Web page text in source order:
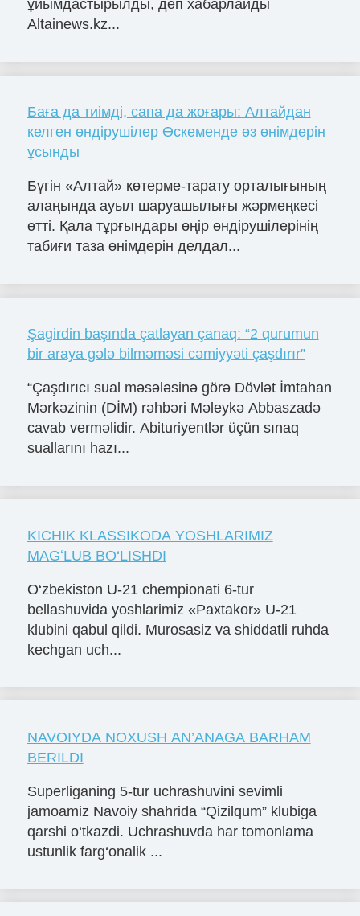
ұйымдастырылды, деп хабарлайды
Altainews.kz...
Баға да тиімді, сапа да жоғары: Алтайдан
келген өндірушілер Өскеменде өз өнімдерін
ұсынды
Бүгін «Алтай» көтерме-тарату орталығының
алаңында ауыл шаруашылығы жәрмеңкесі
өтті. Қала тұрғындары өңір өндірушілерінің
табиғи таза өнімдерін делдал...
Şagirdin başında çatlayan çanaq: “2 qurumun
bir araya gələ bilməməsi cəmiyyəti çaşdırır”
“Çaşdırıcı sual məsələsinə görə Dövlət İmtahan
Mərkəzinin (DİM) rəhbəri Məleykə Abbaszadə
cavab verməlidir. Abituriyentlər üçün sınaq
suallarını hazı...
KICHIK KLASSIKODA YOSHLARIMIZ
MAGʻLUB BO‘LISHDI
O‘zbekiston U-21 chempionati 6-tur
bellashuvida yoshlarimiz «Paxtakor» U-21
klubini qabul qildi. Murosasiz va shiddatli ruhda
kechgan uch...
NAVOIYDA NOXUSH AN’ANAGA BARHAM
BERILDI
Superliganing 5-tur uchrashuvini sevimli
jamoamiz Navoiy shahrida “Qizilqum” klubiga
qarshi o‘tkazdi. Uchrashuvda har tomonlama
ustunlik farg‘onalik ...